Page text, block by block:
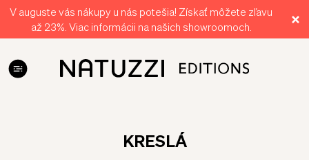
V auguste vás nákupy u nás potešia! Získať môžete zľavu
až 23%. Viac informácii na našich showroomoch.
KRESLÁ